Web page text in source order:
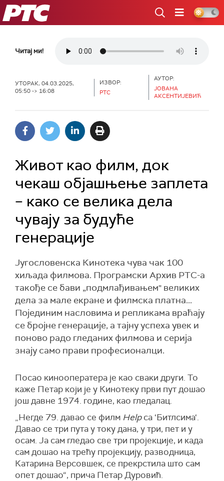
РТС
Читај ми!
УТОРАК, 04.03.2025,
05:50 -> 16:08
ИЗВОР:
РТС
АУТОР:
ЈОВАНА
АКСЕНТИЈЕВИЋ
Живот као филм, док
чекаш објашњење заплета
– како се велика дела
чувају за будуће
генерације
Југословенска Кинотека чува чак 100
хиљада филмова. Програмски Архив РТС-а
такође се бави „подмлађивањем" великих
дела за мале екране и филмска платна...
Појединим насловима и репликама враћају
се бројне генерације, а тајну успеха увек и
поново радо гледаних филмова и серија
знају само прави професионалци.
Посао кинооператера је као сваки други. То
каже Петар који је у Кинотеку први пут дошао
још давне 1974. године, као гледалац.
„Негде 79. давао се филм Helpса ‘Битлсима‘.
Давао се три пута у току дана, у три, пет и у
осам. Ја сам гледао све три пројекције, и када
сам дошао на трећу пројекцију, разводница,
Катарина Версовшек, се прекрстила што сам
опет дошао“, прича Петар Дуровић.